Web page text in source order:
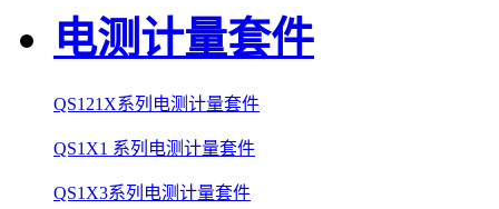
电测计量套件
QS121X系列电测计量套件
QS1X1 系列电测计量套件
QS1X3系列电测计量套件